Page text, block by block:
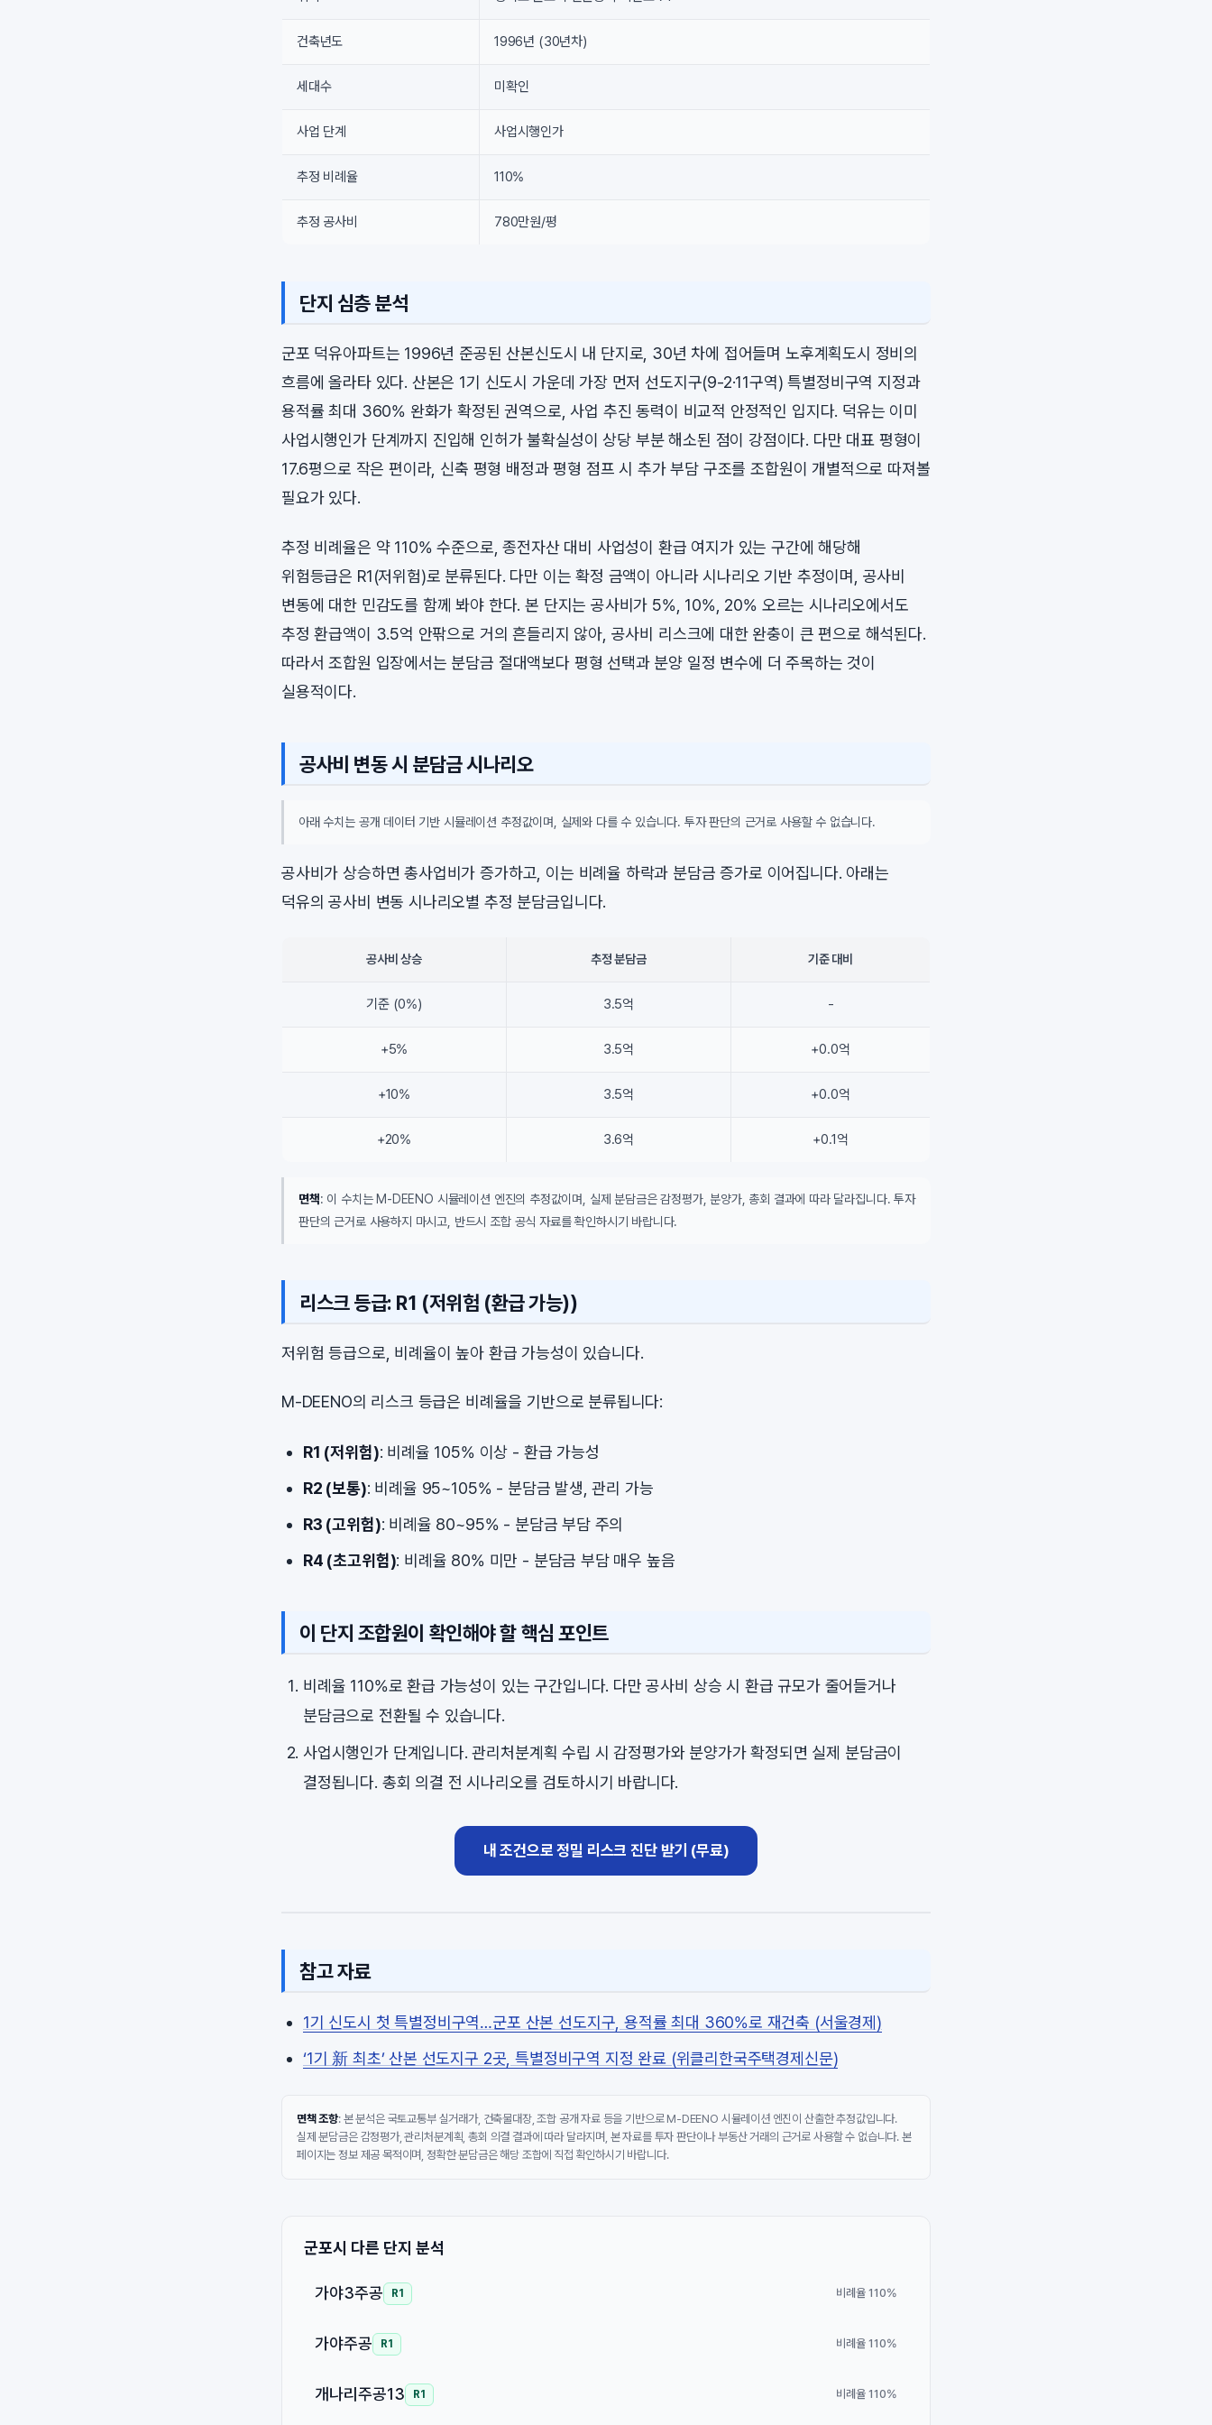
건축년도 1996년 (30년차)
세대수 미확인
사업 단계 사업시행인가
추정 비례율 110%
추정 공사비 780만원/평
단지 심층 분석
군포 덕유아파트는 1996년 준공된 산본신도시 내 단지로, 30년 차에 접어들며 노후계획도시 정비의
흐름에 올라타 있다. 산본은 1기 신도시 가운데 가장 먼저 선도지구(9-2·11구역) 특별정비구역 지정과
용적률 최대 360% 완화가 확정된 권역으로, 사업 추진 동력이 비교적 안정적인 입지다. 덕유는 이미
사업시행인가 단계까지 진입해 인허가 불확실성이 상당 부분 해소된 점이 강점이다. 다만 대표 평형이
17.6평으로 작은 편이라, 신축 평형 배정과 평형 점프 시 추가 부담 구조를 조합원이 개별적으로 따져볼
필요가 있다.
추정 비례율은 약 110% 수준으로, 종전자산 대비 사업성이 환급 여지가 있는 구간에 해당해
위험등급은 R1(저위험)로 분류된다. 다만 이는 확정 금액이 아니라 시나리오 기반 추정이며, 공사비
변동에 대한 민감도를 함께 봐야 한다. 본 단지는 공사비가 5%, 10%, 20% 오르는 시나리오에서도
추정 환급액이 3.5억 안팎으로 거의 흔들리지 않아, 공사비 리스크에 대한 완충이 큰 편으로 해석된다.
따라서 조합원 입장에서는 분담금 절대액보다 평형 선택과 분양 일정 변수에 더 주목하는 것이
실용적이다.
공사비 변동 시 분담금 시나리오
아래 수치는 공개 데이터 기반 시뮬레이션 추정값이며, 실제와 다를 수 있습니다. 투자 판단의 근거로 사용할 수 없습니다.
공사비가 상승하면 총사업비가 증가하고, 이는 비례율 하락과 분담금 증가로 이어집니다. 아래는
덕유의 공사비 변동 시나리오별 추정 분담금입니다.
공사비 상승 추정 분담금 기준 대비
기준 (0%) 3.5억 -
+5% 3.5억 +0.0억
+10% 3.5억 +0.0억
+20% 3.6억 +0.1억
면책: 이 수치는 M-DEENO 시뮬레이션 엔진의 추정값이며, 실제 분담금은 감정평가, 분양가, 총회 결과에 따라 달라집니다. 투자
판단의 근거로 사용하지 마시고, 반드시 조합 공식 자료를 확인하시기 바랍니다.
리스크 등급: R1 (저위험 (환급 가능))
저위험 등급으로, 비례율이 높아 환급 가능성이 있습니다.
M-DEENO의 리스크 등급은 비례율을 기반으로 분류됩니다:
R1 (저위험): 비례율 105% 이상 - 환급 가능성
R2 (보통): 비례율 95~105% - 분담금 발생, 관리 가능
R3 (고위험): 비례율 80~95% - 분담금 부담 주의
R4 (초고위험): 비례율 80% 미만 - 분담금 부담 매우 높음
이 단지 조합원이 확인해야 할 핵심 포인트
비례율 110%로 환급 가능성이 있는 구간입니다. 다만 공사비 상승 시 환급 규모가 줄어들거나
분담금으로 전환될 수 있습니다.
사업시행인가 단계입니다. 관리처분계획 수립 시 감정평가와 분양가가 확정되면 실제 분담금이
결정됩니다. 총회 의결 전 시나리오를 검토하시기 바랍니다.
내 조건으로 정밀 리스크 진단 받기 (무료)
참고 자료
1기 신도시 첫 특별정비구역…군포 산본 선도지구, 용적률 최대 360%로 재건축 (서울경제)
‘1기 新 최초’ 산본 선도지구 2곳, 특별정비구역 지정 완료 (위클리한국주택경제신문)
면책 조항: 본 분석은 국토교통부 실거래가, 건축물대장, 조합 공개 자료 등을 기반으로 M-DEENO 시뮬레이션 엔진이 산출한 추정값입니다.
실제 분담금은 감정평가, 관리처분계획, 총회 의결 결과에 따라 달라지며, 본 자료를 투자 판단이나 부동산 거래의 근거로 사용할 수 없습니다. 본
페이지는 정보 제공 목적이며, 정확한 분담금은 해당 조합에 직접 확인하시기 바랍니다.
군포시 다른 단지 분석
가야3주공 R1 비례율 110%
가야주공 R1 비례율 110%
개나리주공13 R1 비례율 110%